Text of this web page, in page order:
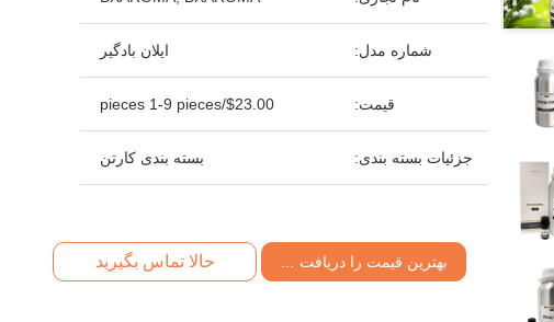
شماره مدل: ایلان بادگیر
قیمت: $23.00/pieces 1-9 pieces
جزئیات بسته بندی: بسته بندی کارتن
بهترین قیمت را دریافت کنید حالا تماس بگیرید